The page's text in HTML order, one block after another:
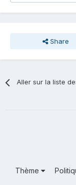
Share
Aller sur la liste
Thème